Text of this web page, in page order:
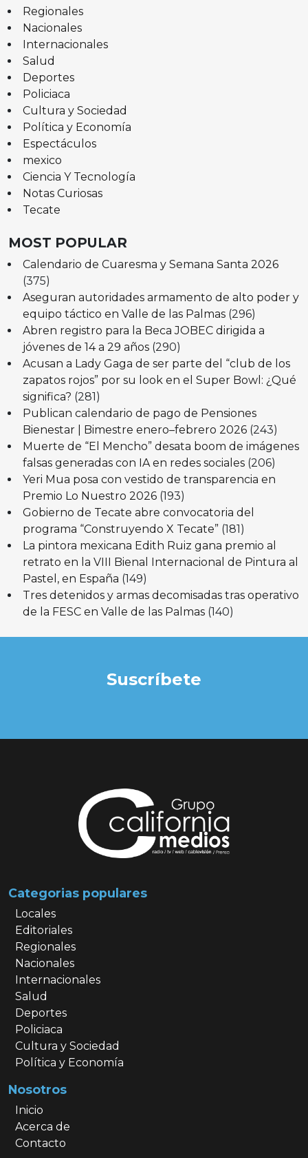
Regionales
Nacionales
Internacionales
Salud
Deportes
Policiaca
Cultura y Sociedad
Política y Economía
Espectáculos
mexico
Ciencia Y Tecnología
Notas Curiosas
Tecate
MOST POPULAR
Calendario de Cuaresma y Semana Santa 2026
(375)
Aseguran autoridades armamento de alto poder y
equipo táctico en Valle de las Palmas (296)
Abren registro para la Beca JOBEC dirigida a
jóvenes de 14 a 29 años (290)
Acusan a Lady Gaga de ser parte del “club de los
zapatos rojos” por su look en el Super Bowl: ¿Qué
significa? (281)
Publican calendario de pago de Pensiones
Bienestar | Bimestre enero–febrero 2026 (243)
Muerte de “El Mencho” desata boom de imágenes
falsas generadas con IA en redes sociales (206)
Yeri Mua posa con vestido de transparencia en
Premio Lo Nuestro 2026 (193)
Gobierno de Tecate abre convocatoria del
programa “Construyendo X Tecate” (181)
La pintora mexicana Edith Ruiz gana premio al
retrato en la VIII Bienal Internacional de Pintura al
Pastel, en España (149)
Tres detenidos y armas decomisadas tras operativo
de la FESC en Valle de las Palmas (140)
Suscríbete
Categorias populares
Locales
Editoriales
Regionales
Nacionales
Internacionales
Salud
Deportes
Policiaca
Cultura y Sociedad
Política y Economía
Nosotros
Inicio
Acerca de
Contacto